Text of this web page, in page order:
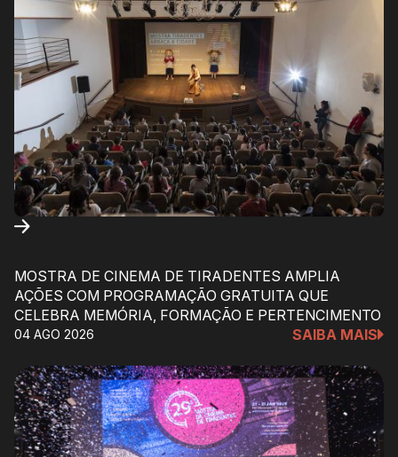
MOSTRA DE CINEMA DE TIRADENTES AMPLIA
AÇÕES COM PROGRAMAÇÃO GRATUITA QUE
CELEBRA MEMÓRIA, FORMAÇÃO E PERTENCIMENTO
04 AGO 2026 SAIBA MAIS